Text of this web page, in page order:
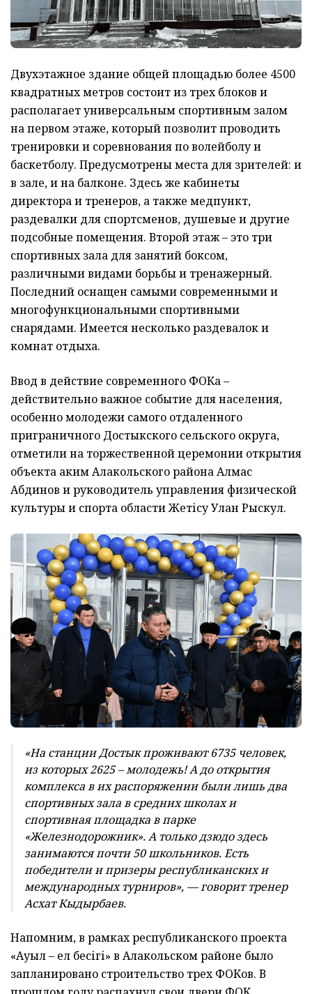
Двухэтажное здание общей площадью более 4500
квадратных метров состоит из трех блоков и
располагает универсальным спортивным залом
на первом этаже, который позволит проводить
тренировки и соревнования по волейболу и
баскетболу. Предусмотрены места для зрителей: и
в зале, и на балконе. Здесь же кабинеты
директора и тренеров, а также медпункт,
раздевалки для спортсменов, душевые и другие
подсобные помещения. Второй этаж – это три
спортивных зала для занятий боксом,
различными видами борьбы и тренажерный.
Последний оснащен самыми современными и
многофункциональными спортивными
снарядами. Имеется несколько раздевалок и
комнат отдыха.
Ввод в действие современного ФОКа –
действительно важное событие для населения,
особенно молодежи самого отдаленного
приграничного Достыкского сельского округа,
отметили на торжественной церемонии открытия
объекта аким Алакольского района Алмас
Абдинов и руководитель управления физической
культуры и спорта области Жетісу Улан Рыскул.
«На станции Достык проживают 6735 человек,
из которых 2625 – молодежь! А до открытия
комплекса в их распоряжении были лишь два
спортивных зала в средних школах и
спортивная площадка в парке
«Железнодорожник». А только дзюдо здесь
занимаются почти 50 школьников. Есть
победители и призеры республиканских и
международных турниров», — говорит тренер
Асхат Кыдырбаев.
Напомним, в рамках республиканского проекта
«Ауыл – ел бесігі» в Алакольском районе было
запланировано строительство трех ФОКов. В